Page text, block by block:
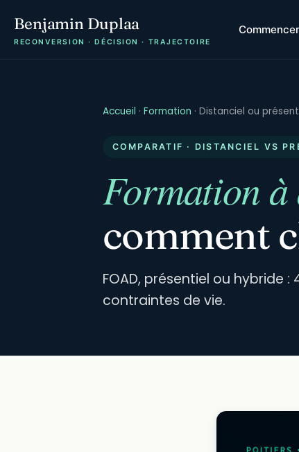
Benjamin Duplaa
RECONVERSION · DÉCISION · TRAJECTOIRE
Accueil · Formation · Distanciel ou
COMPARATIF · DISTANCIEL VS
Formation à
comment
FOAD, présentiel ou hybride
contraintes de vie.